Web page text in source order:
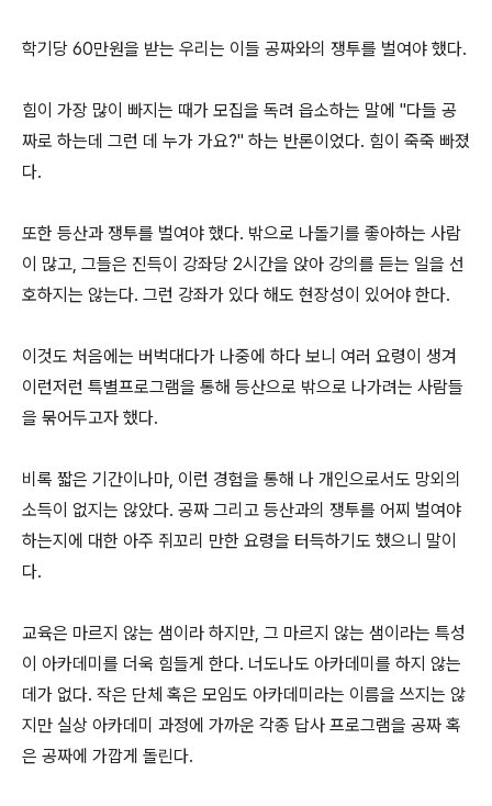
학기당 60만원을 받는 우리는 이들 공짜와의 쟁투를 벌여야 했다.
힘이 가장 많이 빠지는 때가 모집을 독려 읍소하는 말에 "다들 공
짜로 하는데 그런 데 누가 가요?" 하는 반론이었다. 힘이 죽죽 빠졌
다.
또한 등산과 쟁투를 벌여야 했다. 밖으로 나돌기를 좋아하는 사람
이 많고, 그들은 진득이 강좌당 2시간을 앉아 강의를 듣는 일을 선
호하지는 않는다. 그런 강좌가 있다 해도 현장성이 있어야 한다.
이것도 처음에는 버벅대다가 나중에 하다 보니 여러 요령이 생겨
이런저런 특별프로그램을 통해 등산으로 밖으로 나가려는 사람들
을 묶어두고자 했다.
비록 짧은 기간이나마, 이런 경험을 통해 나 개인으로서도 망외의
소득이 없지는 않았다. 공짜 그리고 등산과의 쟁투를 어찌 벌여야
하는지에 대한 아주 쥐꼬리 만한 요령을 터득하기도 했으니 말이
다.
교육은 마르지 않는 샘이라 하지만, 그 마르지 않는 샘이라는 특성
이 아카데미를 더욱 힘들게 한다. 너도나도 아카데미를 하지 않는
데가 없다. 작은 단체 혹은 모임도 아카데미라는 이름을 쓰지는 않
지만 실상 아카데미 과정에 가까운 각종 답사 프로그램을 공짜 혹
은 공짜에 가깝게 돌린다.